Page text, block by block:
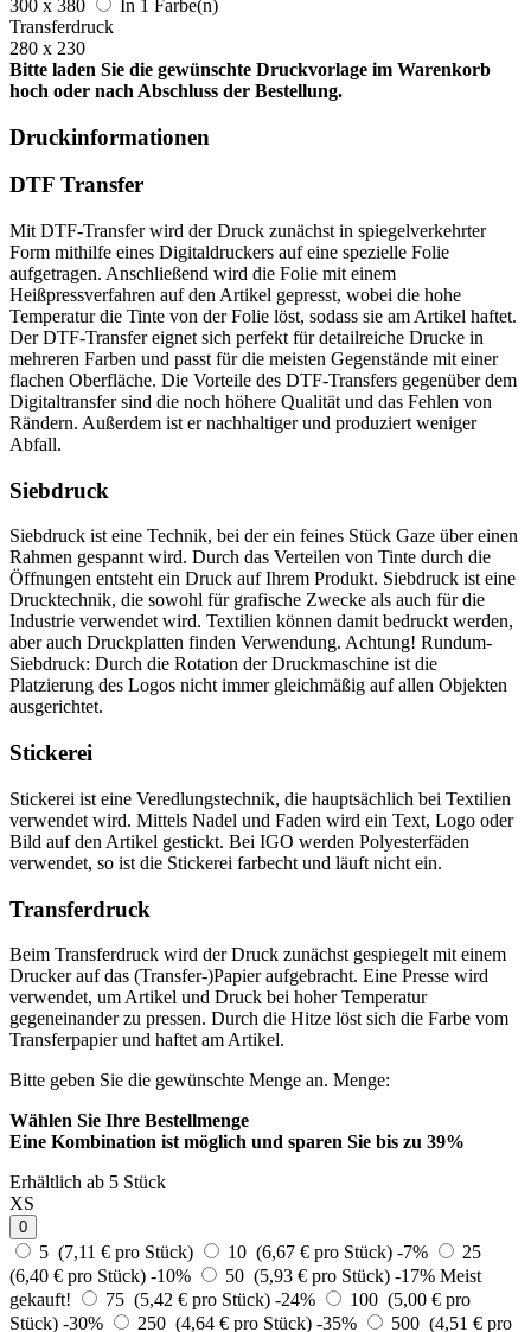
300 x 380
In 1 Farbe(n)
Transferdruck
280 x 230
Bitte laden Sie die gewünschte Druckvorlage im Warenkorb
hoch oder nach Abschluss der Bestellung.
Druckinformationen
DTF Transfer
Mit DTF-Transfer wird der Druck zunächst in spiegelverkehrter
Form mithilfe eines Digitaldruckers auf eine spezielle Folie
aufgetragen. Anschließend wird die Folie mit einem
Heißpressverfahren auf den Artikel gepresst, wobei die hohe
Temperatur die Tinte von der Folie löst, sodass sie am Artikel haftet.
Der DTF-Transfer eignet sich perfekt für detailreiche Drucke in
mehreren Farben und passt für die meisten Gegenstände mit einer
flachen Oberfläche. Die Vorteile des DTF-Transfers gegenüber dem
Digitaltransfer sind die noch höhere Qualität und das Fehlen von
Rändern. Außerdem ist er nachhaltiger und produziert weniger
Abfall.
Siebdruck
Siebdruck ist eine Technik, bei der ein feines Stück Gaze über einen
Rahmen gespannt wird. Durch das Verteilen von Tinte durch die
Öffnungen entsteht ein Druck auf Ihrem Produkt. Siebdruck ist eine
Drucktechnik, die sowohl für grafische Zwecke als auch für die
Industrie verwendet wird. Textilien können damit bedruckt werden,
aber auch Druckplatten finden Verwendung. Achtung! Rundum-
Siebdruck: Durch die Rotation der Druckmaschine ist die
Platzierung des Logos nicht immer gleichmäßig auf allen Objekten
ausgerichtet.
Stickerei
Stickerei ist eine Veredlungstechnik, die hauptsächlich bei Textilien
verwendet wird. Mittels Nadel und Faden wird ein Text, Logo oder
Bild auf den Artikel gestickt. Bei IGO werden Polyesterfäden
verwendet, so ist die Stickerei farbecht und läuft nicht ein.
Transferdruck
Beim Transferdruck wird der Druck zunächst gespiegelt mit einem
Drucker auf das (Transfer-)Papier aufgebracht. Eine Presse wird
verwendet, um Artikel und Druck bei hoher Temperatur
gegeneinander zu pressen. Durch die Hitze löst sich die Farbe vom
Transferpapier und haftet am Artikel.
Bitte geben Sie die gewünschte Menge an. Menge:
Wählen Sie Ihre Bestellmenge
Eine Kombination ist möglich und sparen Sie bis zu 39%
Erhältlich ab 5 Stück
XS
0
5 (7,11 € pro Stück) 10 (6,67 € pro Stück) -7%
25
(6,40 € pro Stück) -10% 50 (5,93 € pro Stück) -17% Meist
gekauft!
75 (5,42 € pro Stück) -24%
100 (5,00 € pro
Stück) -30% 250 (4,64 € pro Stück) -35% 500 (4,51 € pro